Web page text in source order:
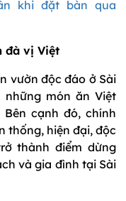
khi đặt bàn qua
đà vị Việt
vườn độc đáo ở Sài
những món ăn Việt
cạnh đó, chính
thống, hiện đại, độc
thành điểm dừng
và gia đình tại Sài